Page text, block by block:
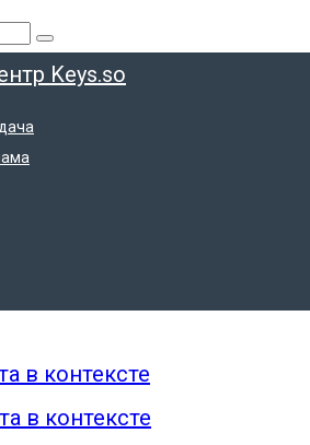
в контексте
в контексте